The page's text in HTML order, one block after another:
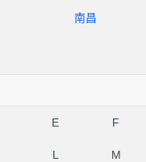
南昌
E F
L M